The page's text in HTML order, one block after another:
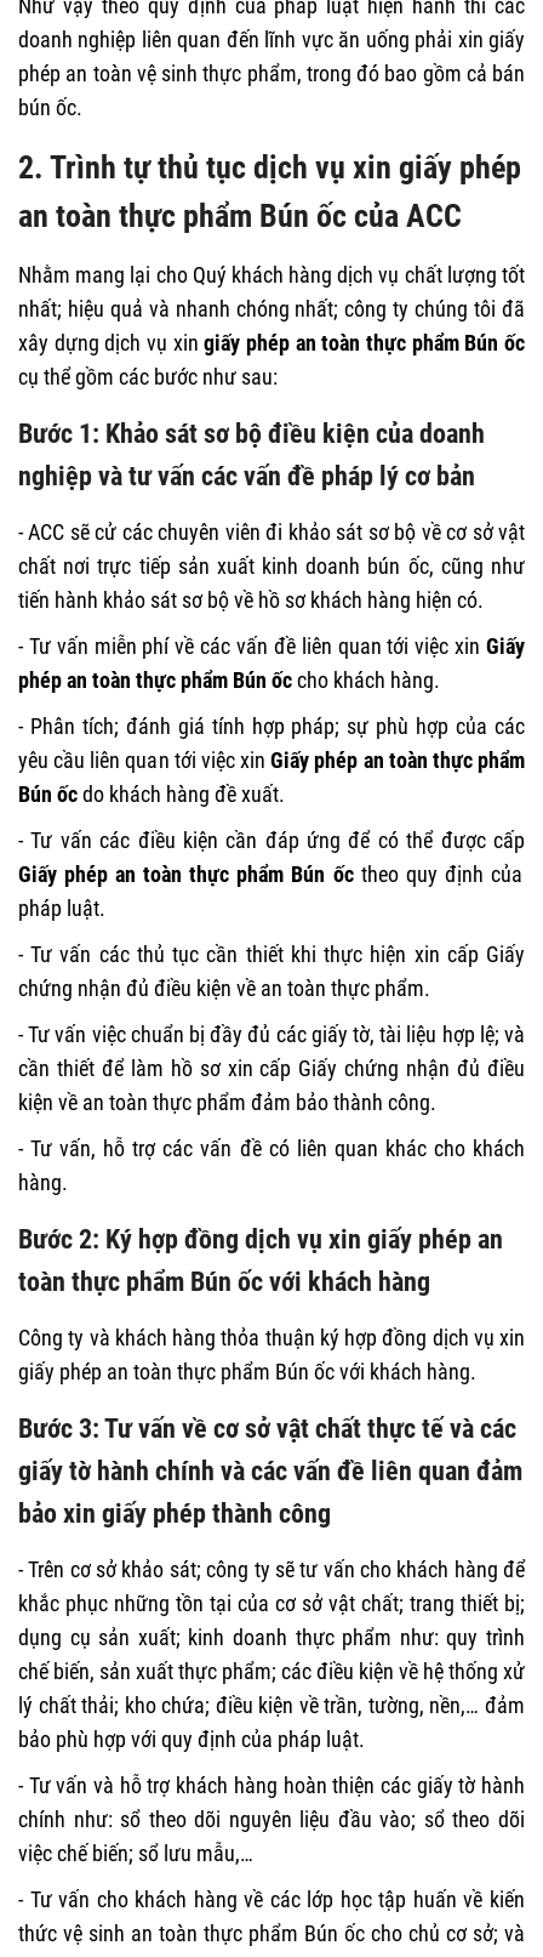
Như vậy theo quy định của pháp luật hiện hành thì các
doanh nghiệp liên quan đến lĩnh vực ăn uống phải xin giấy
phép an toàn vệ sinh thực phẩm, trong đó bao gồm cả bán
bún ốc.
2. Trình tự thủ tục dịch vụ xin giấy phép
an toàn thực phẩm Bún ốc của ACC
Nhằm mang lại cho Quý khách hàng dịch vụ chất lượng tốt
nhất; hiệu quả và nhanh chóng nhất; công ty chúng tôi đã
xây dựng dịch vụ xingiấy phép an toàn thực phẩm Bún ốc
cụ thể gồm các bước như sau:
Bước 1: Khảo sát sơ bộ điều kiện của doanh
nghiệp và tư vấn các vấn đề pháp lý cơ bản
- ACC sẽ cử các chuyên viên đi khảo sát sơ bộ về cơ sở vật
chất nơi trực tiếp sản xuất kinh doanh bún ốc, cũng như
tiến hành khảo sát sơ bộ về hồ sơ khách hàng hiện có.
- Tư vấn miễn phí về các vấn đề liên quan tới việc xin Giấy
phép an toàn thực phẩm Bún ốccho khách hàng.
- Phân tích; đánh giá tính hợp pháp; sự phù hợp của các
yêu cầu liên quan tới việc xinGiấy phép an toàn thực phẩm
Bún ốcdo khách hàng đề xuất.
- Tư vấn các điều kiện cần đáp ứng để có thể được cấp
Giấy phép an toàn thực phẩm Bún ốc theo quy định của
pháp luật.
- Tư vấn các thủ tục cần thiết khi thực hiện xin cấp Giấy
chứng nhận đủ điều kiện về an toàn thực phẩm.
- Tư vấn việc chuẩn bị đầy đủ các giấy tờ, tài liệu hợp lệ; và
cần thiết để làm hồ sơ xin cấp Giấy chứng nhận đủ điều
kiện về an toàn thực phẩm đảm bảo thành công.
- Tư vấn, hỗ trợ các vấn đề có liên quan khác cho khách
hàng.
Bước 2: Ký hợp đồng dịch vụ xin giấy phép an
toàn thực phẩm Bún ốc với khách hàng
Công ty và khách hàng thỏa thuận ký hợp đồng dịch vụ xin
giấy phép an toàn thực phẩm Bún ốc với khách hàng.
Bước 3: Tư vấn về cơ sở vật chất thực tế và các
giấy tờ hành chính và các vấn đề liên quan đảm
bảo xin giấy phép thành công
- Trên cơ sở khảo sát; công ty sẽ tư vấn cho khách hàng để
khắc phục những tồn tại của cơ sở vật chất; trang thiết bị;
dụng cụ sản xuất; kinh doanh thực phẩm như: quy trình
chế biến, sản xuất thực phẩm; các điều kiện về hệ thống xử
lý chất thải; kho chứa; điều kiện về trần, tường, nền,… đảm
bảo phù hợp với quy định của pháp luật.
- Tư vấn và hỗ trợ khách hàng hoàn thiện các giấy tờ hành
chính như: sổ theo dõi nguyên liệu đầu vào; sổ theo dõi
việc chế biến; sổ lưu mẫu,…
- Tư vấn cho khách hàng về các lớp học tập huấn về kiến
thức vệ sinh an toàn thực phẩm Bún ốc cho chủ cơ sở; và